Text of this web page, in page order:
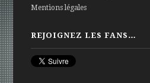
Mentions légales
REJOIGNEZ LES FANS…